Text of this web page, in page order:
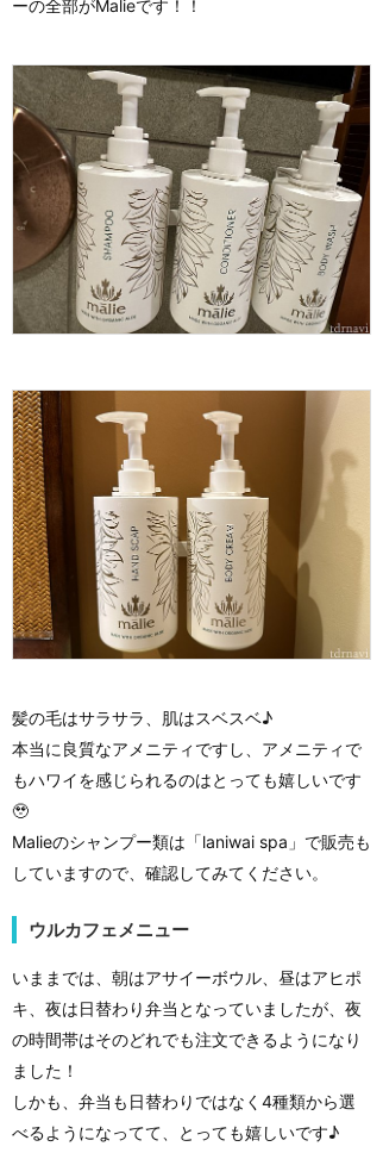
ーの全部がMalieです！！
髪の毛はサラサラ、肌はスベスベ♪
本当に良質なアメニティですし、アメニティで
もハワイを感じられるのはとっても嬉しいです
🥹
Malieのシャンプー類は「laniwai spa」で販売も
していますので、確認してみてください。
ウルカフェメニュー
いままでは、朝はアサイーボウル、昼はアヒポ
キ、夜は日替わり弁当となっていましたが、夜
の時間帯はそのどれでも注文できるようになり
ました！
しかも、弁当も日替わりではなく4種類から選
べるようになってて、とっても嬉しいです♪